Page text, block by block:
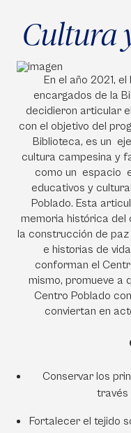
Cultura
En el año 2021,
encargados de la
decidieron articular
con el objetivo del
Biblioteca, es un
cultura campesina y
como un espacio
educativos y
Poblado. Esta
memoria histórica del
la construcción de
e historias de
conforman el
mismo, promueve a
Centro Poblado
conviertan en
Conservar los
través
Fortalecer el tejido